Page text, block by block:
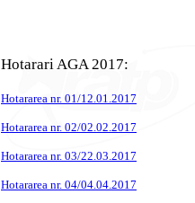
Hotarari AGA 2017:
Hotararea nr. 01/12.01.2017
Hotararea nr. 02/02.02.2017
Hotararea nr. 03/22.03.2017
Hotararea nr. 04/04.04.2017